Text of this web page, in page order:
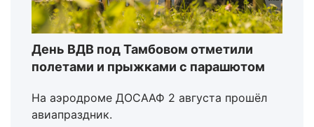
День ВДВ под Тамбовом отметили
полетами и прыжками с парашютом
На аэродроме ДОСААФ 2 августа прошёл
авиапраздник.